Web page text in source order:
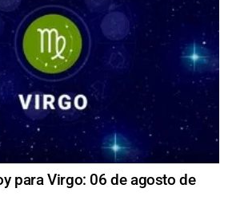
para Virgo: 06 de agosto de